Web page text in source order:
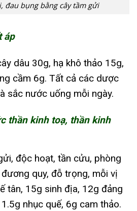
đau bụng bằng cây tầm gửi
áp
dâu 30g, hạ khô thảo 15g,
cầm 6g. Tất cả các dược
sắc nước uống mỗi ngày.
thần kinh toạ, thần kinh
độc hoạt, tần cửu, phòng
quy, đỗ trọng, mỗi vị
tân, 15g sinh địa, 12g đảng
nhục quế, 6g cam thảo.